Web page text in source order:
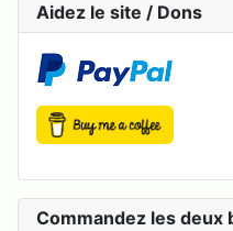
Aidez le site / Dons
Commandez les deux